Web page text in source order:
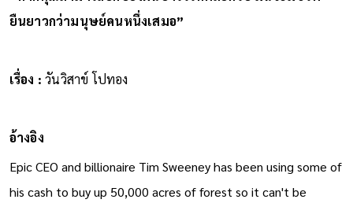
“หากคุณสามารถปกป้องผืนป่าไว้ได้ตลอดไป มันจะมีชีวิต
Epic CEO and billionaire Tim Sweeney has been using some of